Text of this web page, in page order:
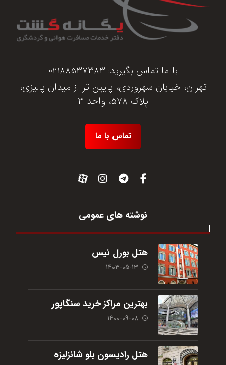
با ما تماس بگیرید: 02188537383
تهران، خیابان سهروردی، پایین تر از میدان پالیزی،
پلاک 578، واحد 3
تماس با ما
نوشته های عمومی
هتل بورل نیس
1403-05-13
بهترین مراکز خرید سنگاپور
1400-09-08
هتل رادیسون بلو شانزلیزه